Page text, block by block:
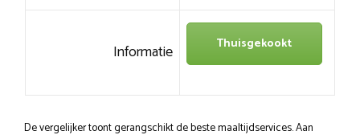
Informatie Thuisgekookt
De vergelijker toont gerangschikt de beste maaltijdservices. Aan